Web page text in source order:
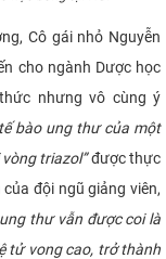
Cô gái nhỏ Nguyễn
cho ngành Dược học
nhưng vô cùng ý
bào ung thư của một
triazol”được thực
đội ngũ giảng viên,
ung thư vẫn được coi là
tử vong cao, trở thành